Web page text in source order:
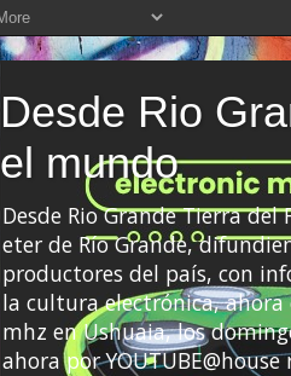
Desde Rio
el mundo
Desde Rio Grande Tierra
eter de Río Grande,
productores del país, con
la cultura electrónica, ahora
mhz en Ushuaia, los
ahora por